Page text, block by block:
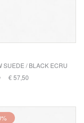
SUEDE / BLACK ECRU
€ 57,50